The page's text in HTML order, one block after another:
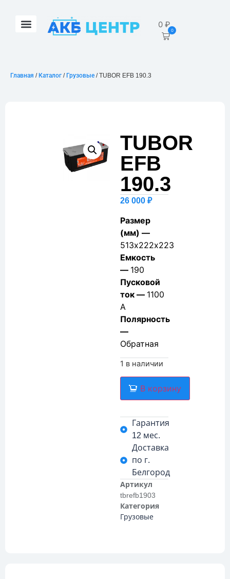
0₽
0
Главная / Каталог / Грузовые / TUBOR EFB 190.3
TUBOR
EFB
190.3
26 000 ₽
Размер
(мм) —
513х222х223
Емкость
— 190
Пусковой
ток — 1100
А
Полярность
—
Обратная
1 в наличии
В корзину
Гарантия
12 мес.
Доставка
по г.
Белгород
Артикул
tbrefb1903
Категория
Грузовые